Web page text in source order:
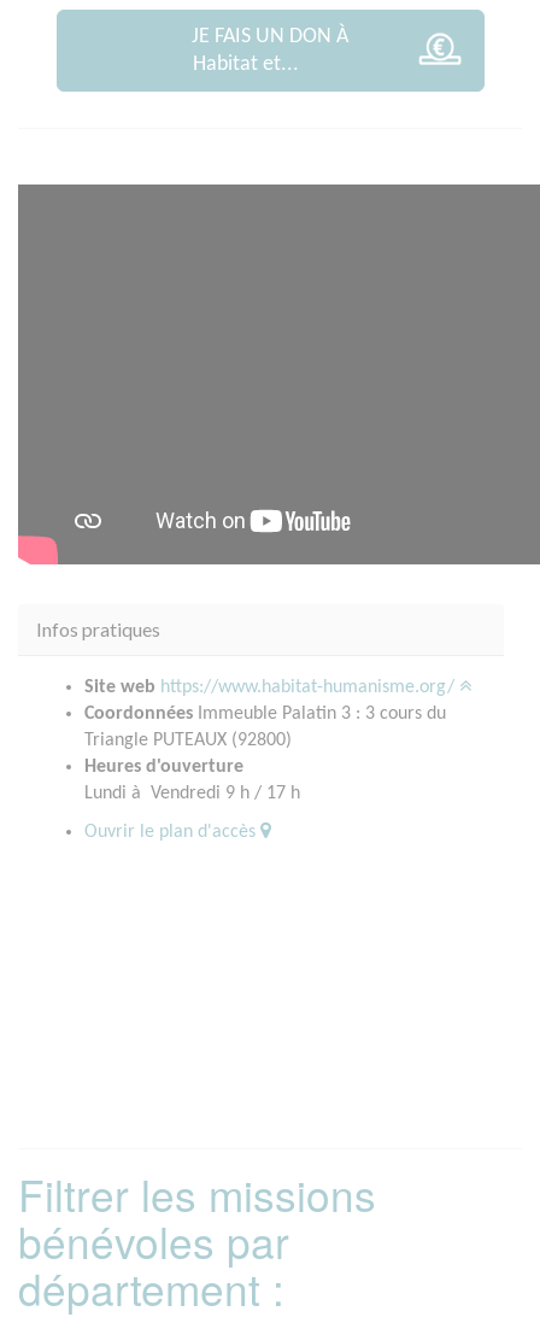
JE FAIS UN DON À
Habitat et...
Infos pratiques
Site web https://www.habitat-humanisme.org/
Coordonnées Immeuble Palatin 3 : 3 cours du
Triangle PUTEAUX (92800)
Heures d'ouverture
Lundi à Vendredi 9 h / 17 h
Ouvrir le plan d'accès
Filtrer les missions
bénévoles par
département :